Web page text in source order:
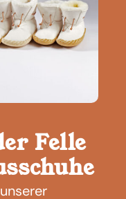
Felle